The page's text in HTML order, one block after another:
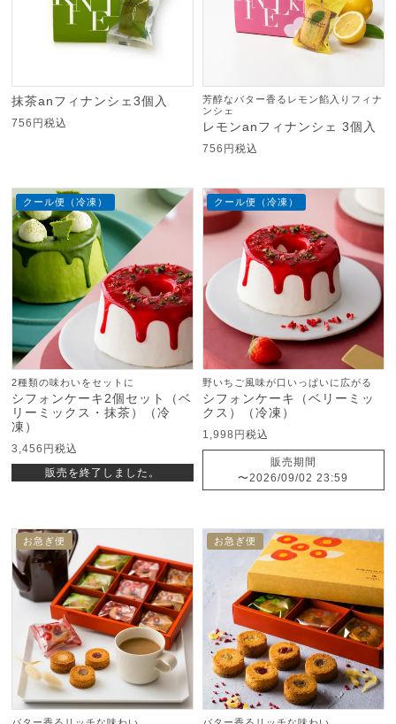
抹茶anフィナンシェ3個入
756 税込
芳醇なバター香るレモン餡入りフィナ
ンシェ
レモンanフィナンシェ 3個入
756 税込
クール便（冷凍）
2種類の味わいをセットに
シフォンケーキ2個セット（ベ
リーミックス・抹茶）（冷
凍）
3,456
税込
販売を終了しました。
クール便（冷凍）
野いちご風味が口いっぱいに広がる
シフォンケーキ（ベリーミッ
クス）（冷凍）
1,998 税込
販売期間
〜2026/09/02 23:59
お急ぎ便 お急ぎ便